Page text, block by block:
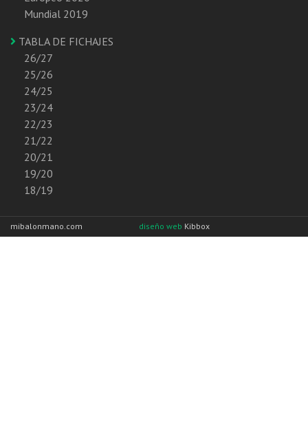
Mundial 2019
TABLA DE FICHAJES
26/27
25/26
24/25
23/24
22/23
21/22
20/21
19/20
18/19
mibalonmano.com diseño web Kibbox